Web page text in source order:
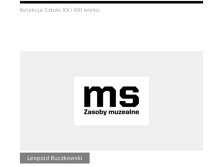
Kolekcja Sztuki XX i XXI wieku
Leopold Buczkowski